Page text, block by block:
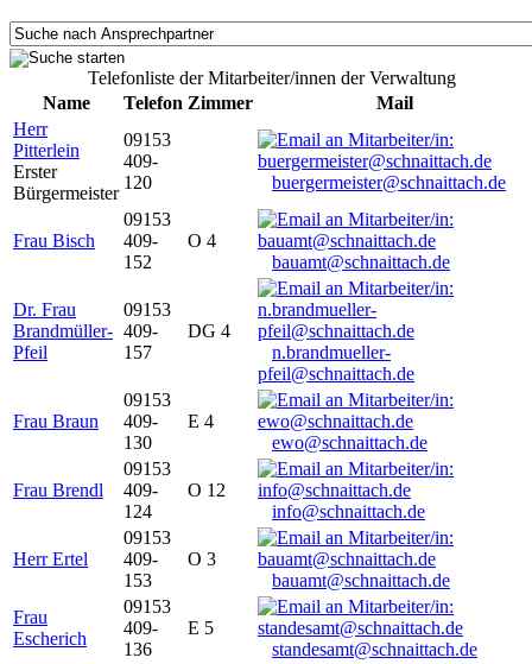
Telefonliste der Mitarbeiter/innen der Verwaltung
Name
Telefon Zimmer
Mail
Herr
Pitterlein
Erster
Bürgermeister
09153
409-
120
buergermeister@schnaittach.de
Frau Bisch
09153
409-
152
O 4
bauamt@schnaittach.de
Dr. Frau
Brandmüller-
Pfeil
09153
409-
157
DG 4
n.brandmueller-
pfeil@schnaittach.de
Frau Braun
09153
409-
130
E 4
ewo@schnaittach.de
Frau Brendl
09153
409-
124
O 12
info@schnaittach.de
Herr Ertel
09153
409-
153
O 3
bauamt@schnaittach.de
Frau
Escherich
09153
409-
136
E 5
standesamt@schnaittach.de